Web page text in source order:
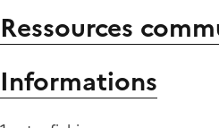
Ressources
Informations